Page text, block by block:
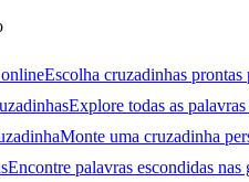
Escolha cruzadinhas
Explore todas as
Monte uma cruzadinha
Encontre palavras escondidas nas